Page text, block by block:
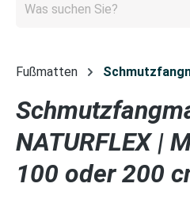
Fußmatten
NATURFLEX |
100 oder 200